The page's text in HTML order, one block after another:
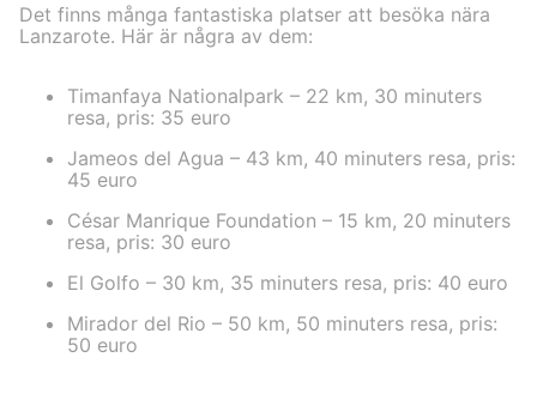
Det finns många fantastiska platser att besöka nära
Lanzarote. Här är några av dem:
Timanfaya Nationalpark – 22 km, 30 minuters
resa, pris: 35 euro
Jameos del Agua – 43 km, 40 minuters resa, pris:
45 euro
César Manrique Foundation – 15 km, 20 minuters
resa, pris: 30 euro
El Golfo – 30 km, 35 minuters resa, pris: 40 euro
Mirador del Rio – 50 km, 50 minuters resa, pris:
50 euro